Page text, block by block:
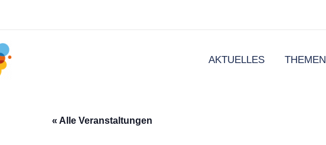
AKTUELLES THEMEN
« Alle Veranstaltungen